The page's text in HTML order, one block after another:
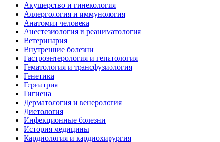
Акушерство и гинекология
Аллергология и иммунология
Анатомия человека
Анестезиология и реаниматология
Ветеринария
Внутренние болезни
Гастроэнтерология и гепатология
Гематология и трансфузиология
Генетика
Гериатрия
Гигиена
Дерматология и венерология
Диетология
Инфекционные болезни
История медицины
Кардиология и кардиохирургия